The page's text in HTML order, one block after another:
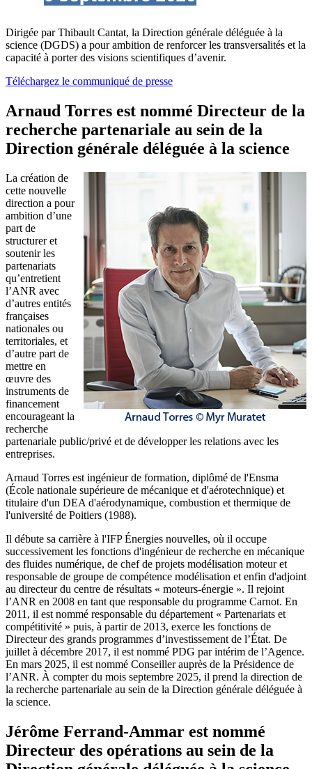
Dirigée par Thibault Cantat, la Direction générale déléguée à la
science (DGDS) a pour ambition de renforcer les transversalités et la
capacité à porter des visions scientifiques d’avenir.
Téléchargez le communiqué de presse
Arnaud Torres est nommé Directeur de la
recherche partenariale au sein de la
Direction générale déléguée à la science
La création de
cette nouvelle
direction a pour
ambition d’une
part de
structurer et
soutenir les
partenariats
qu’entretient
l’ANR avec
d’autres entités
françaises
nationales ou
territoriales, et
d’autre part de
mettre en
œuvre des
instruments de
financement
encourageant la
recherche
partenariale public/privé et de développer les relations avec les
entreprises.
Arnaud Torres est ingénieur de formation, diplômé de l'Ensma
(École nationale supérieure de mécanique et d'aérotechnique) et
titulaire d'un DEA d'aérodynamique, combustion et thermique de
l'université de Poitiers (1988).
Il débute sa carrière à l'IFP Énergies nouvelles, où il occupe
successivement les fonctions d'ingénieur de recherche en mécanique
des fluides numérique, de chef de projets modélisation moteur et
responsable de groupe de compétence modélisation et enfin d'adjoint
au directeur du centre de résultats « moteurs-énergie ». Il rejoint
l’ANR en 2008 en tant que responsable du programme Carnot. En
2011, il est nommé responsable du département « Partenariats et
compétitivité » puis, à partir de 2013, exerce les fonctions de
Directeur des grands programmes d’investissement de l’État. De
juillet à décembre 2017, il est nommé PDG par intérim de l’Agence.
En mars 2025, il est nommé Conseiller auprès de la Présidence de
l’ANR. À compter du mois septembre 2025, il prend la direction de
la recherche partenariale au sein de la Direction générale déléguée à
la science.
Jérôme Ferrand-Ammar est nommé
Directeur des opérations au sein de la